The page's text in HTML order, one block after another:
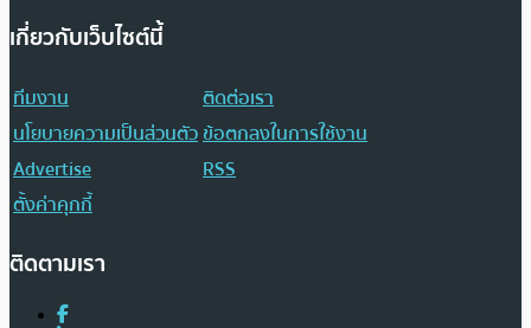
เกี่ยวกับเว็บไซต์นี้
ทีมงาน
ติดต่อเรา
นโยบายความเป็นส่วนตัวข้อตกลงในการใช้งาน
Advertise
RSS
ตั้งค่าคุกกี้
ติดตามเรา